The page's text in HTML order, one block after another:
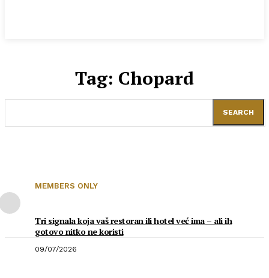
Tag: Chopard
SEARCH
MEMBERS ONLY
Tri signala koja vaš restoran ili hotel već ima – ali ih
gotovo nitko ne koristi
09/07/2026